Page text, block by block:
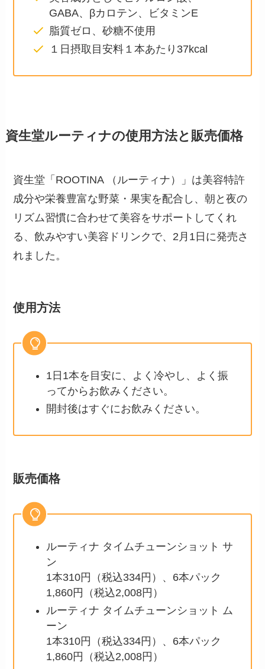
GABA、βカロテン、ビタミンE
脂質ゼロ、砂糖不使用
１日摂取目安料１本あたり37kcal
資生堂ルーティナの使用方法と販売価格
資生堂「ROOTINA （ルーティナ）」は美容特許
成分や栄養豊富な野菜・果実を配合し、朝と夜の
リズム習慣に合わせて美容をサポートしてくれ
る、飲みやすい美容ドリンクで、2月1日に発売さ
れました。
使用方法
1日1本を目安に、よく冷やし、よく振
ってからお飲みください。
開封後はすぐにお飲みください。
販売価格
ルーティナ タイムチューンショット サ
ン
1本310円（税込334円）、6本パック
1,860円（税込2,008円）
ルーティナ タイムチューンショット ム
ーン
1本310円（税込334円）、6本パック
1,860円（税込2,008円）